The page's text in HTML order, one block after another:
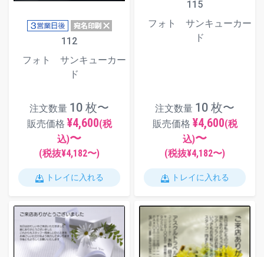
112
フォト サンキューカー
ド
注文数量 10 枚〜
販売価格 ¥4,600(税
込)〜
(税抜¥4,182〜)
トレイに入れる
115
フォト サンキューカー
ド
注文数量 10 枚〜
販売価格 ¥4,600(税
込)〜
(税抜¥4,182〜)
トレイに入れる